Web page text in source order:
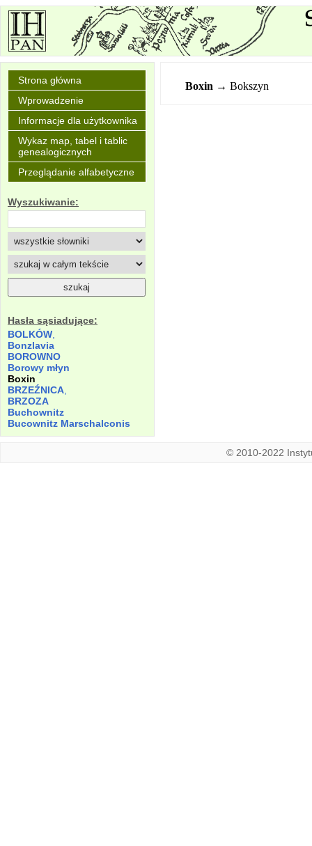
Strona główna
Wprowadzenie
Informacje dla użytkownika
Wykaz map, tabel i tablic
genealogicznych
Przeglądanie alfabetyczne
Wyszukiwanie:
Hasła sąsiadujące:
BOLKÓW
Bonzlavia
BOROWNO
Borowy młyn
Boxin
BRZEŹNICA
BRZOZA
Buchownitz
Bucownitz Marschalconis
Boxin → Bokszyn
© 2010-2022